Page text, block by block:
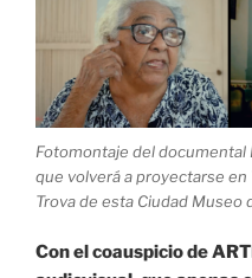
Fotomontaje del documental
que volverá a proyectarse en
Trova de esta Ciudad Museo
Con el coauspicio de